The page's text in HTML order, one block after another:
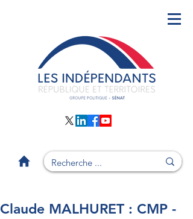
Claude MALHURET : CMP -